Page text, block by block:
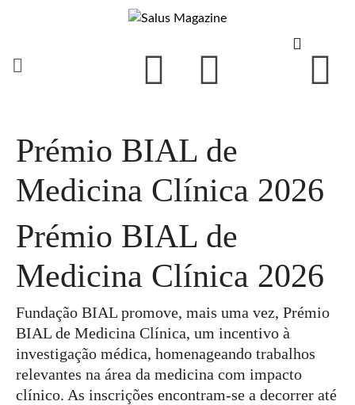
Prémio BIAL de
Medicina Clínica 2026
Prémio BIAL de
Medicina Clínica 2026
Fundação BIAL promove, mais uma vez, Prémio
BIAL de Medicina Clínica, um incentivo à
investigação médica, homenageando trabalhos
relevantes na área da medicina com impacto
clínico. As inscrições encontram-se a decorrer até